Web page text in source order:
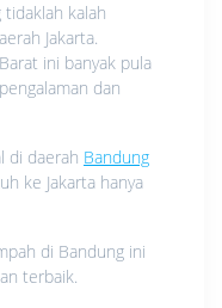
kalah
Jakarta.
ini banyak pula
dan
di daerah Bandung
ke Jakarta hanya
di Bandung ini
terbaik.